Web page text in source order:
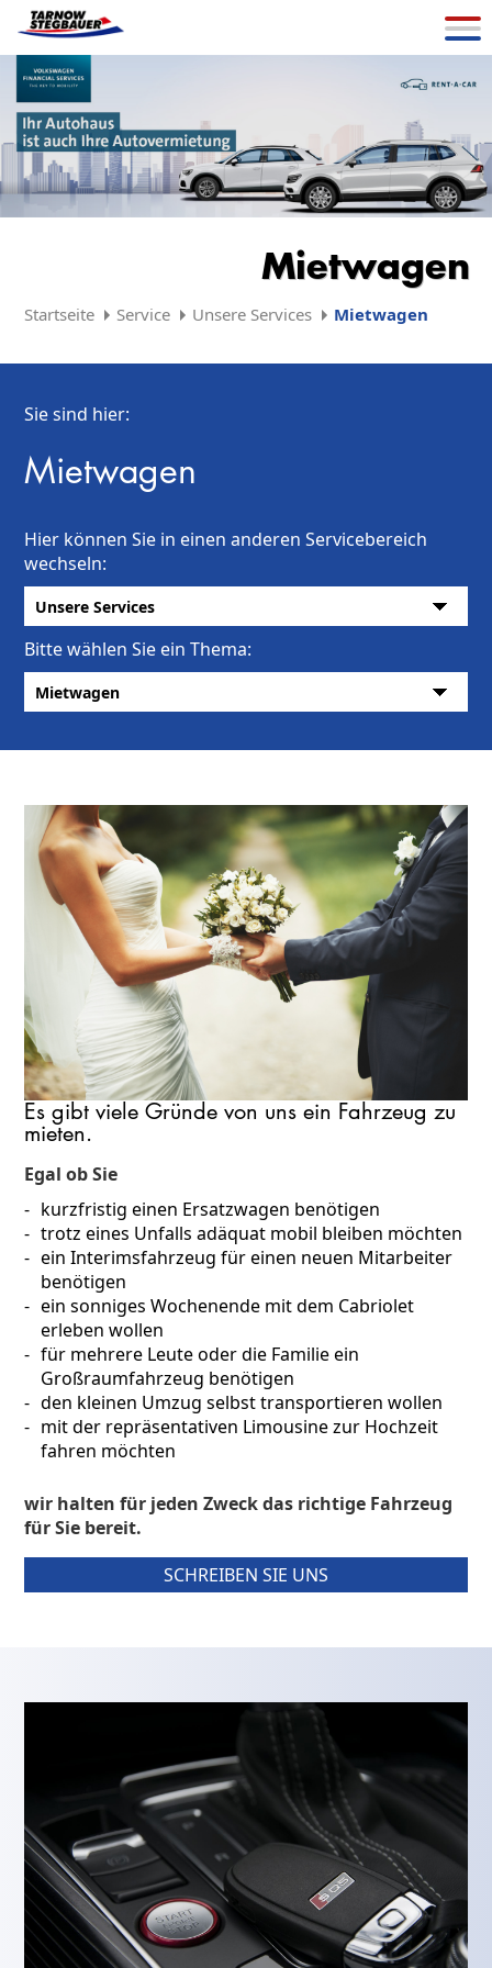
Mietwagen
Startseite Service Unsere Services Mietwagen
Sie sind hier:
Mietwagen
Hier können Sie in einen anderen Servicebereich
wechseln:
Bitte wählen Sie ein Thema:
Es gibt viele Gründe von uns ein Fahrzeug zu
mieten.
Egal ob Sie
kurzfristig einen Ersatzwagen benötigen
trotz eines Unfalls adäquat mobil bleiben möchten
ein Interimsfahrzeug für einen neuen Mitarbeiter
benötigen
ein sonniges Wochenende mit dem Cabriolet
erleben wollen
für mehrere Leute oder die Familie ein
Großraumfahrzeug benötigen
den kleinen Umzug selbst transportieren wollen
mit der repräsentativen Limousine zur Hochzeit
fahren möchten
wir halten für jeden Zweck das richtige Fahrzeug
für Sie bereit.
SCHREIBEN SIE UNS